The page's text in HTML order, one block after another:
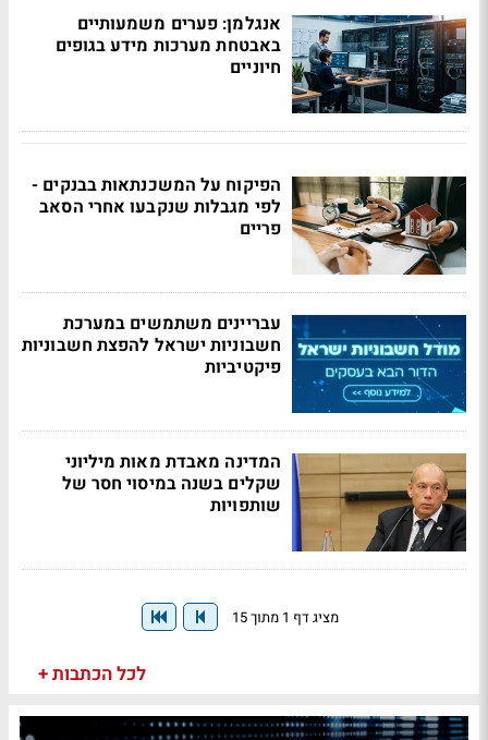
אנגלמן: פערים משמעותיים
באבטחת מערכות מידע בגופים
חיוניים
הפיקוח על המשכנתאות בבנקים -
לפי מגבלות שנקבעו אחרי הסאב
פריים
עבריינים משתמשים במערכת
חשבוניות ישראל להפצת חשבוניות
פיקטיביות
המדינה מאבדת מאות מיליוני
שקלים בשנה במיסוי חסר של
שותפויות
מציג דף 1 מתוך 15
לכל הכתבות +